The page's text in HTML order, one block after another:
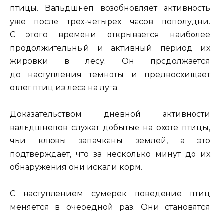
птицы. Вальдшнеп возобновляет активность
уже после трех-четырех часов пополудни.
С этого времени открывается наиболее
продолжительный и активный период их
жировки в лесу. Он продолжается
до наступления темноты и предвосхищает
отлет птиц из леса на луга.
Доказательством дневной активности
вальдшнепов служат добытые на охоте птицы,
чьи клювы запачканы землей, а это
подтверждает, что за несколько минут до их
обнаружения они искали корм.
С наступлением сумерек поведение птиц
меняется в очередной раз. Они становятся